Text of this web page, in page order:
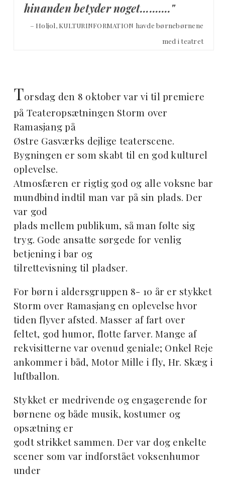
hinanden betyder noget………."
– Holjol, KULTURINFORMATION havde børnebørnene
med i teatret
Torsdag den 8 oktober var vi til premiere
på Teateropsætningen Storm over
Ramasjang på
Østre Gasværks dejlige teaterscene.
Bygningen er som skabt til en god kulturel
oplevelse.
Atmosfæren er rigtig god og alle voksne bar
mundbind indtil man var på sin plads. Der
var god
plads mellem publikum, så man følte sig
tryg. Gode ansatte sørgede for venlig
betjening i bar og
tilrettevisning til pladser.
For børn i aldersgruppen 8- 10 år er stykket
Storm over Ramasjang en oplevelse hvor
tiden flyver afsted. Masser af fart over
feltet, god humor, flotte farver. Mange af
rekvisitterne var ovenud geniale; Onkel Reje
ankommer i båd, Motor Mille i fly, Hr. Skæg i
luftballon.
Stykket er medrivende og engagerende for
børnene og både musik, kostumer og
opsætning er
godt strikket sammen. Der var dog enkelte
scener som var indforstået voksenhumor
under